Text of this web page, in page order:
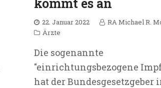
22. Januar 2022
RA Michael R.
Ärzte
Die sogenannte
"einrichtungsbezogene
hat der Bundesgesetzgeber